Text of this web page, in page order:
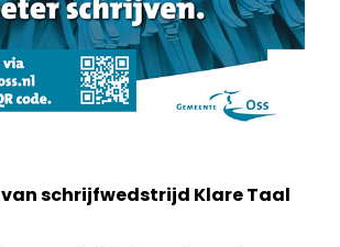
schrijfwedstrijd Klare Taal